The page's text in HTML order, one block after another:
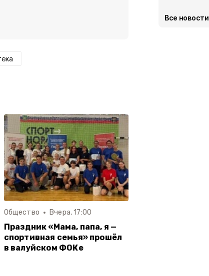
Общество Вчера, 17:00
Праздник «Мама, папа, я —
спортивная семья» прошёл
в валуйском ФОКе
Все новости